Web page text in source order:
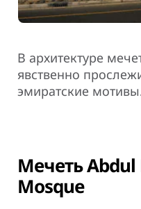
В архитектуре
явственно
эмиратские
Мечеть Abdul
Mosque